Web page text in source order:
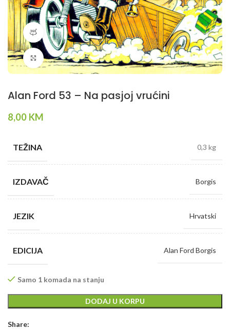
360 product view
Klikni da povečaš
Alan Ford 53 – Na pasjoj vrućini
8,00 KM
TEŽINA 0,3 kg
IZDAVAČ Borgis
JEZIK Hrvatski
EDICIJA Alan Ford Borgis
Samo 1 komada na stanju
DODAJ U KORPU
Share: